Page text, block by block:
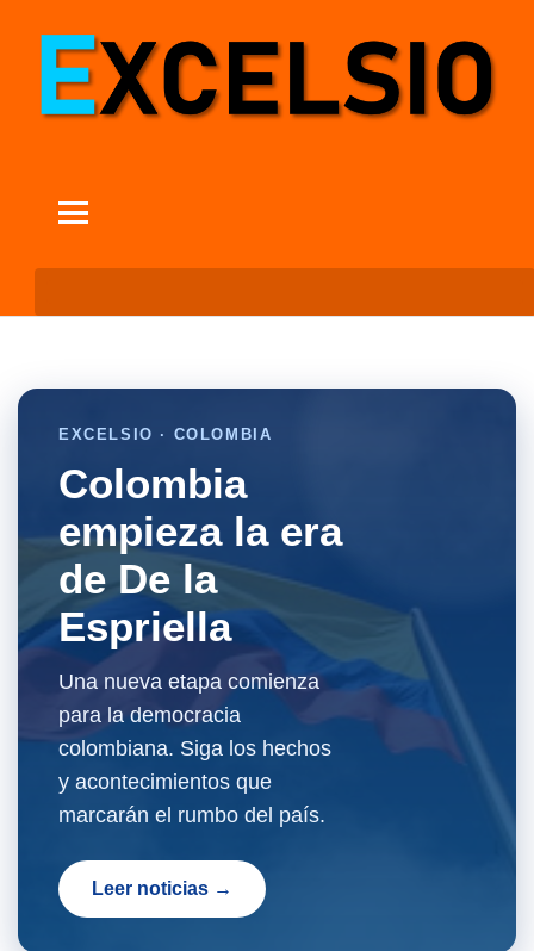
EXCELSIO · COLOMBIA
Colombia
empieza la era
de De la
Espriella
Una nueva etapa comienza
para la democracia
colombiana. Siga los hechos
y acontecimientos que
marcarán el rumbo del país.
Leer noticias →